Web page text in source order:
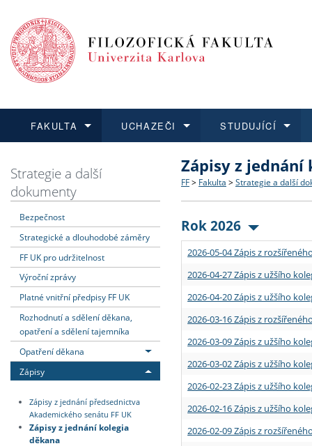
FAKULTA
Dozvědět se více
Struktura a historie
Strategie a další
Podpora a benefity pro
Absolventi fakulty
UCHAZEČI
Podat přihlášku
Co studovat a jak se
Učitelské studijní
Informace k průběhu
STUDUJÍCÍ
Dozvědět se více
Bakalářské a magisterské
Doktorské studium
Rigorózní řízení
Dozvědět se více
O vědě a výzkumu na FF
Akademické kvalifikace
Granty a projekty
Dozvědět se více
Aktuální nabídky a
Vyjíždějící studenti
Přijíždějící studenti
Vyjíždějící zaměstnanci
Strategie a další
dokumenty
Bezpečnost
Strategické a dlouhodobé záměry
FF UK pro udržitelnost
Výroční zprávy
Platné vnitřní předpisy FF UK
Rozhodnutí a sdělení děkana,
opatření a sdělení tajemníka
Opatření děkana
Zápisy
Zápisy z jednání předsednictva
Akademického senátu FF UK
Zápisy z jednání kolegia
děkana
Zápisy z jednání
FF > Fakulta > Strategie a další
Rok 2026
2026-05-04 Zápis z
2026-04-27 Zápis z užšího
2026-04-20 Zápis z užšího
2026-03-16 Zápis z
2026-03-09 Zápis z užšího
2026-03-02 Zápis z užšího
2026-02-23 Zápis z užšího
2026-02-16 Zápis z užšího
2026-02-09 Zápis z